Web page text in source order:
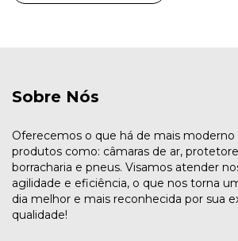
Sobre Nós
Oferecemos o que há de mais moderno
produtos como: câmaras de ar,
borracharia e pneus. Visamos atender
agilidade e eficiência, o que nos torna
dia melhor e mais reconhecida por sua
qualidade!